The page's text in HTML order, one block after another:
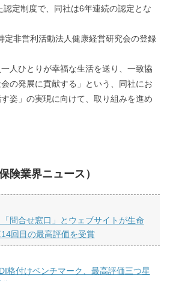
定制度で、同社は6年連続の認定とな
非営利活動法人健康経営研究会の登録
人ひとりが幸福な生活を送り、一致協
の発展に貢献する」という、同社にお
姿」の実現に向けて、取り組みを進め
険業界ニュース）
問合せ窓口」とウェブサイトが生命
回目の最高評価を受賞
格付けベンチマーク、最高評価三つ星